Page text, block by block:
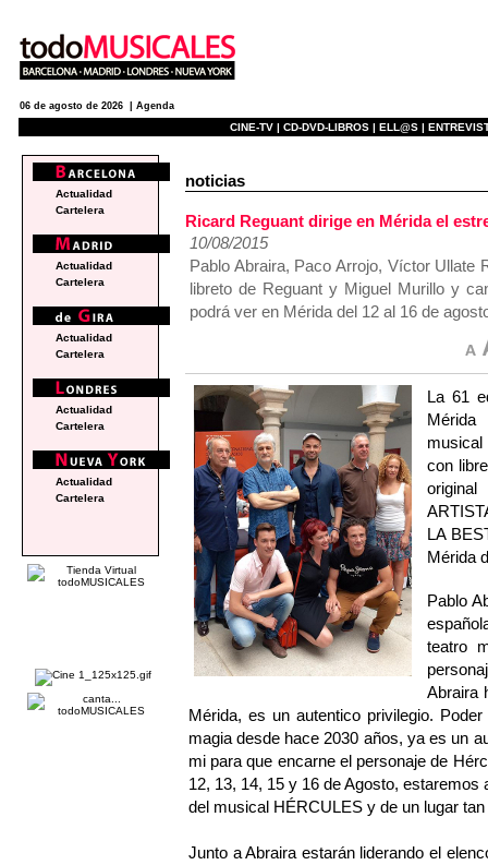
06 de agosto de 2026 | Agenda
CINE-TV | CD-DVD-LIBROS | ELL@S |
noticias
Ricard Reguant dirige en Mérida el
10/08/2015
Pablo Abraira, Paco Arrojo, Víctor
libreto de Reguant y Miguel Murillo y
podrá ver en Mérida del 12 al 16 de
La 61
Mérida
musical
con
LA
Mérida
Pablo
teatro
Abraira
Mérida, es un autentico privilegio.
magia desde hace 2030 años, ya es un
mi para que encarne el personaje de
12, 13, 14, 15 y 16 de Agosto,
del musical HÉRCULES y de un lugar
Junto a Abraira estarán liderando el
Actualidad
Cartelera
Actualidad
Cartelera
Actualidad
Cartelera
Actualidad
Cartelera
Actualidad
Cartelera